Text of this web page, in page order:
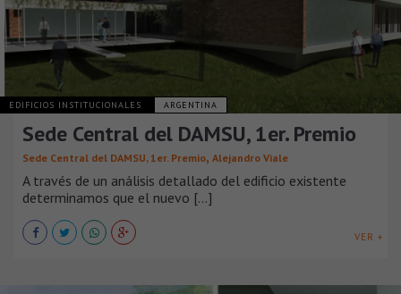
EDIFICIOS INSTITUCIONALES ARGENTINA
Sede Central del DAMSU, 1er. Premio
Sede Central del DAMSU, 1er. Premio, Alejandro Viale
A través de un análisis detallado del edificio existente
determinamos que el nuevo [...]
VER +